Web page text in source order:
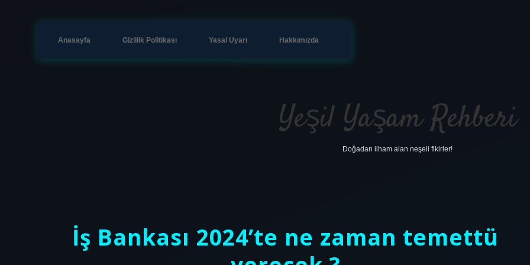
Anasayfa Gizlilik Politikası Yasal Uyarı Hakkımızda
Yeşil Yaşam Rehberi
Doğadan ilham alan neşeli fikirler!
İş Bankası 2024’te ne zaman temettü